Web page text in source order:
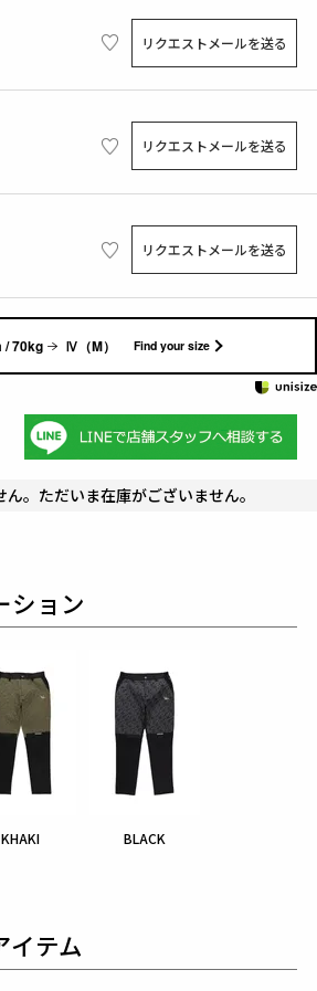
リクエストメールを送る
リクエストメールを送る
リクエストメールを送る
/ 70kg Ⅳ（M） Find your size
。ただいま在庫がございません。
ション
KHAKI BLACK
イテム